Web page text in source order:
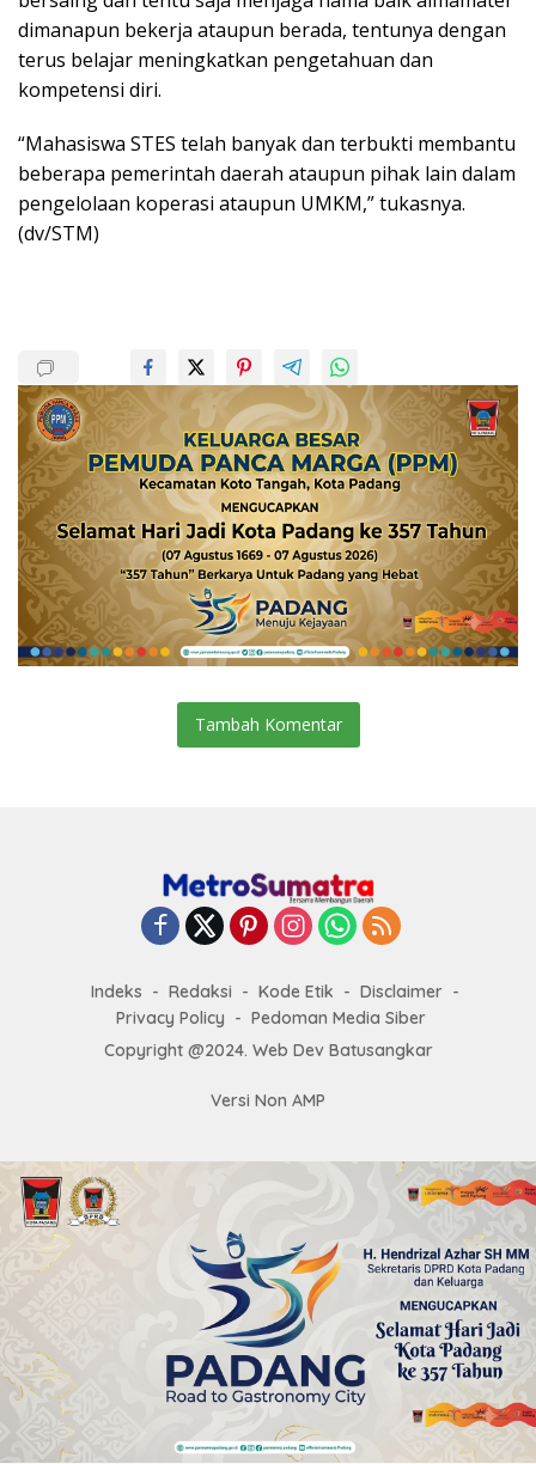
dimanapun bekerja ataupun berada, tentunya dengan
terus belajar meningkatkan pengetahuan dan
kompetensi diri.
“Mahasiswa STES telah banyak dan terbukti membantu
beberapa pemerintah daerah ataupun pihak lain dalam
pengelolaan koperasi ataupun UMKM,” tukasnya.
(dv/STM)
Tambah Komentar
Indeks Redaksi Kode Etik
Disclaimer
Privacy Policy
Pedoman Media Siber
Copyright @2024. Web Dev Batusangkar
Versi Non AMP